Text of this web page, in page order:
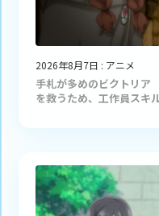
2026年8月7日 : アニメ
手札が多めのビクトリ
を救うため、工作員スキ